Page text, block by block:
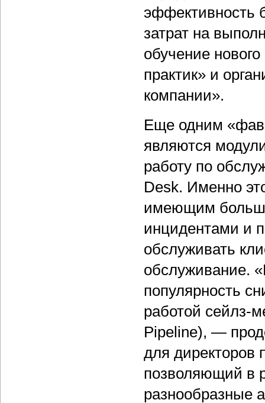
эффективность
затрат на
обучение
практик» и
компании».
Еще одним
являются
работу по
Desk. Именно
имеющим
инцидентами и
обслуживать
обслуживание.
популярность
работой сейлз-
Pipeline), —
для директоров
позволяющий в
разнообразные